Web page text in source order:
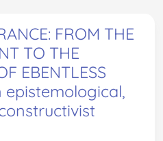
FROM THE
TO THE
EBENTLESS
epistemological,